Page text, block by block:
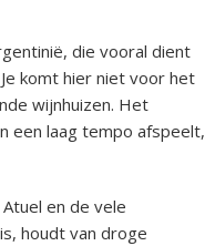
die vooral dient
komt hier niet voor het
wijnhuizen. Het
een laag tempo afspeelt,
en de vele
houdt van droge